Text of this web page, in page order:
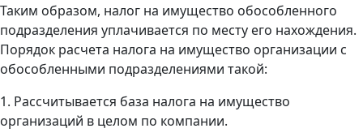
Таким образом, налог на имущество обособленного
подразделения уплачивается по месту его нахождения.
Порядок расчета налога на имущество организации с
обособленными подразделениями такой:
1. Рассчитывается база налога на имущество
организаций в целом по компании.